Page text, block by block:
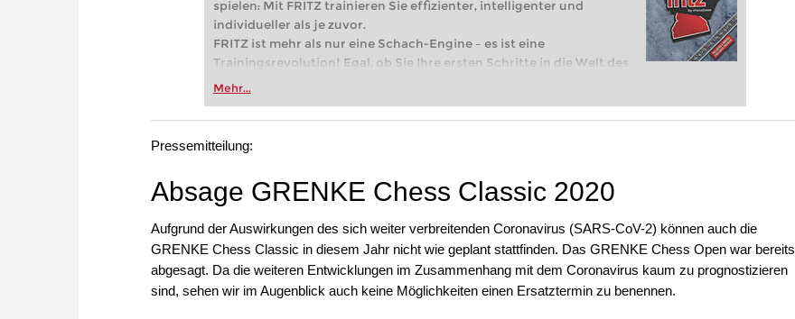
spielen: Mit FRITZ trainieren Sie effizienter, intelligenter und
individueller als je zuvor.
FRITZ ist mehr als nur eine Schach-Engine – es ist eine
Trainingsrevolution! Egal, ob Sie Ihre ersten Schritte in die Welt des
Vereinsschachs machen oder bereits auf Turnierniveau spielen: Mit
zuvor.
Mehr...
Pressemitteilung:
Absage GRENKE Chess Classic 2020
Aufgrund der Auswirkungen des sich weiter verbreitenden Coronavirus (SARS-CoV-2) können auch die
GRENKE Chess Classic in diesem Jahr nicht wie geplant stattfinden. Das GRENKE Chess Open war bereits
abgesagt. Da die weiteren Entwicklungen im Zusammenhang mit dem Coronavirus kaum zu prognostizieren
sind, sehen wir im Augenblick auch keine Möglichkeiten einen Ersatztermin zu benennen.